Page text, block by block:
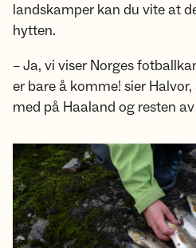
landskamper kan du vite at
hytten.
– Ja, vi viser Norges
er bare å komme! sier
med på Haaland og resten